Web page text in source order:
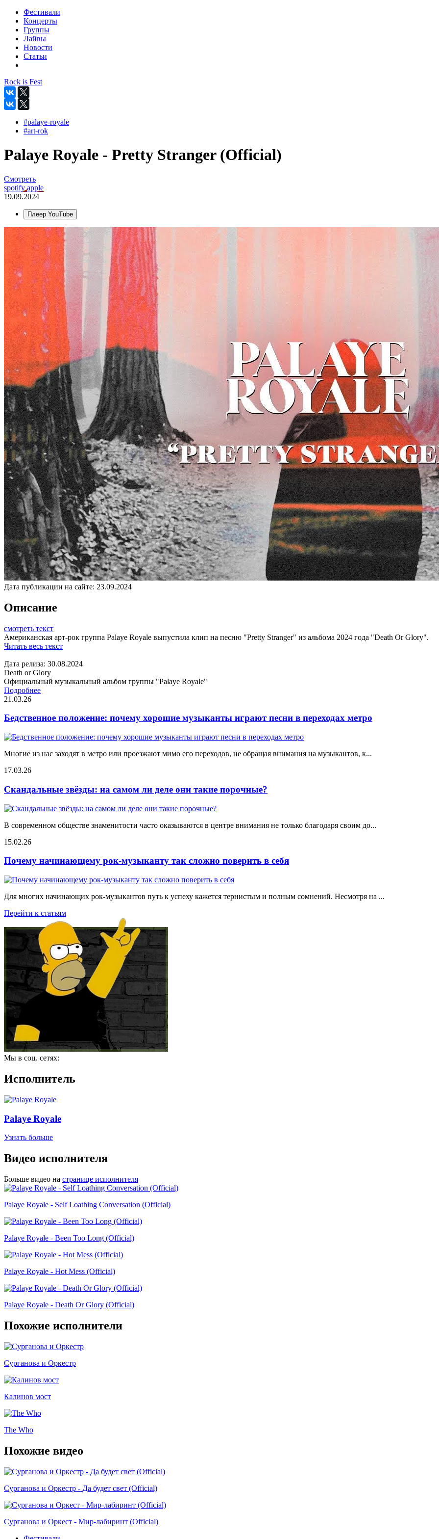
Фестивали
Концерты
Группы
Лайвы
Новости
Статьи
Rock is Fest
#palaye-royale
#art-rok
Palaye Royale - Pretty Stranger (Official)
Смотреть
spotifyapple
19.09.2024
Плеер YouTube
Дата публикации на сайте: 23.09.2024
Описание
смотреть текст
Американская арт-рок группа Palaye Royale выпустила клип на песню "Pretty Stranger" из альбома 2024 года "Death Or Glory".
Читать весь текст
Дата релиза: 30.08.2024
Death or Glory
Официальный музыкальный альбом группы "Palaye Royale"
Подробнее
21.03.26
Бедственное положение: почему хорошие музыканты играют песни в переходах метро
Многие из нас заходят в метро или проезжают мимо его переходов, не обращая внимания на музыкантов, к...
17.03.26
Скандальные звёзды: на самом ли деле они такие порочные?
В современном обществе знаменитости часто оказываются в центре внимания не только благодаря своим до...
15.02.26
Почему начинающему рок-музыканту так сложно поверить в себя
Для многих начинающих рок-музыкантов путь к успеху кажется тернистым и полным сомнений. Несмотря на ...
Перейти к статьям
Мы в соц. сетях:
Исполнитель
Palaye Royale
Узнать больше
Видео исполнителя
Больше видео на странице исполнителя
Palaye Royale - Self Loathing Conversation (Official)
Palaye Royale - Been Too Long (Official)
Palaye Royale - Hot Mess (Official)
Palaye Royale - Death Or Glory (Official)
Похожие исполнители
Сурганова и Оркестр
Калинов мост
The Who
Похожие видео
Сурганова и Оркестр - Да будет свет (Official)
Сурганова и Оркест - Мир-лабиринт (Official)